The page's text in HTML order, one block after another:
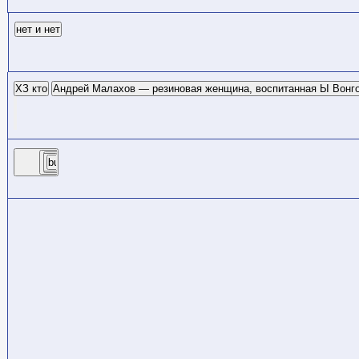
нет и нет
ХЗ кто Андрей Малахов — резиновая женщина, воспитанная Ы
button